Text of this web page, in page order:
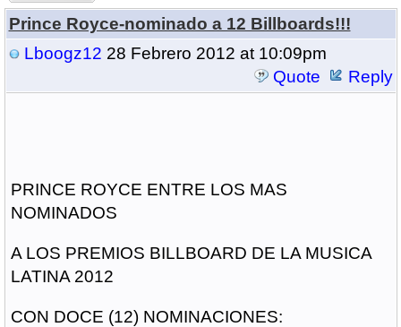
Prince Royce-nominado a 12 Billboards!!!
Lboogz12 28 Febrero 2012 at 10:09pm
Quote
Reply
PRINCE ROYCE ENTRE LOS MAS
NOMINADOS
A LOS PREMIOS BILLBOARD DE LA MUSICA
LATINA 2012
CON DOCE (12) NOMINACIONES: